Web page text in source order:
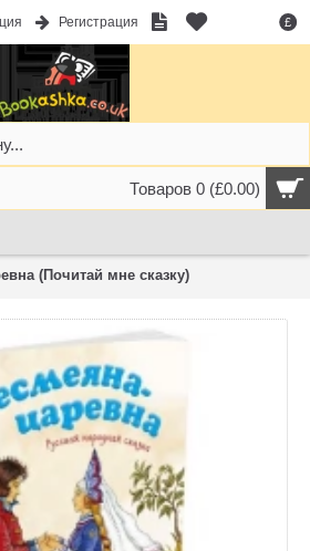
£
Регистрация
Товаров 0 (£0.00)
(Почитай мне сказку)